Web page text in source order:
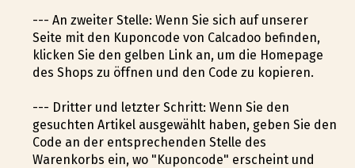
--- An zweiter Stelle: Wenn Sie sich auf unserer
Seite mit den Kuponcode von Calcadoo befinden,
klicken Sie den gelben Link an, um die Homepage
des Shops zu öffnen und den Code zu kopieren.
--- Dritter und letzter Schritt: Wenn Sie den
gesuchten Artikel ausgewählt haben, geben Sie den
Code an der entsprechenden Stelle des
Warenkorbs ein, wo "Kuponcode" erscheint und